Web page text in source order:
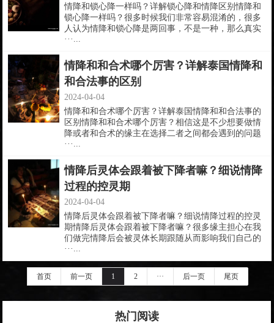
情降和锁心降一样吗？详解锁心降和情降区别情降和
锁心降一样吗？很多时候我们非常容易混淆的，很多
人认为情降和锁心降是两回事，不是一种，那么真实
···...
情降和和合术哪个厉害？详解泰国情降和
和合法事的区别
2024-04-04
情降和和合术哪个厉害？详解泰国情降和和合法事的
区别情降和和合术哪个厉害？相信这是不少想要做情
降或者和合术的缘主在选择二者之间都会遇到的问题
···...
情降后灵体会跟着被下降者嘛？细说情降
过程的控灵期
2024-04-04
情降后灵体会跟着被下降者嘛？细说情降过程的控灵
期情降后灵体会跟着被下降者嘛？很多缘主担心在我
们做完情降后会被灵体长期跟随从而影响我们自己的
···...
首页 前一页 1 2 ··· 后一页 尾页
热门阅读